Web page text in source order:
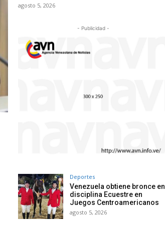
agosto 5, 2026
- Publicidad -
Deportes
Venezuela obtiene bronce en
disciplina Ecuestre en
Juegos Centroamericanos
agosto 5, 2026